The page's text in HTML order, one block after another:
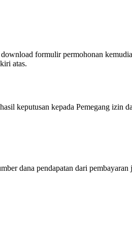
formulir permohonan
atas.
keputusan kepada Pemegang izin
dana pendapatan dari pembayaran